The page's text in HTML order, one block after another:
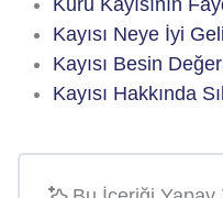
Kuru Kayısının
Kayısı Neye İyi
Kayısı Besin
Kayısı Hakkında